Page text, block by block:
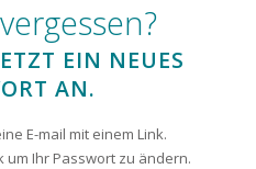
EIN NEUES
AN.
E-mail mit einem Link.
um Ihr Passwort zu ändern.